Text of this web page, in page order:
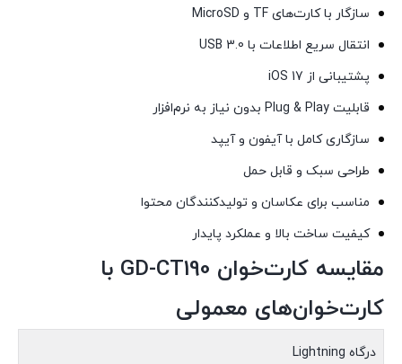
سازگار با کارت‌های TF و MicroSD
انتقال سریع اطلاعات با USB 3.0
پشتیبانی از iOS 17
قابلیت Plug & Play بدون نیاز به نرم‌افزار
سازگاری کامل با آیفون و آیپد
طراحی سبک و قابل حمل
مناسب برای عکاسان و تولیدکنندگان محتوا
کیفیت ساخت بالا و عملکرد پایدار
مقایسه کارت‌خوان GD-CT190 با
کارت‌خوان‌های معمولی
درگاه Lightning